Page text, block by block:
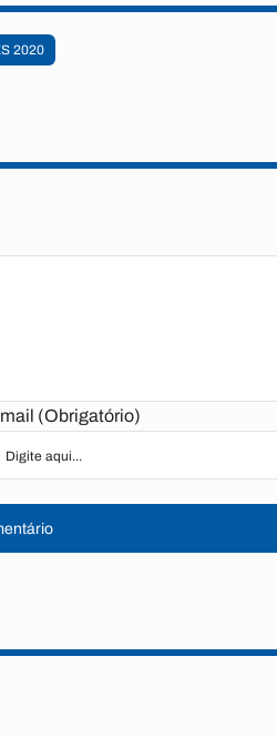
2020
(Obrigatório)